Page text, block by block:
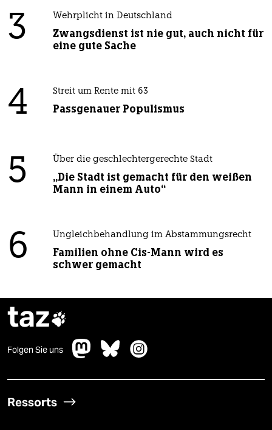
3 Wehrplicht in Deutschland
Zwangsdienst ist nie gut, auch nicht für
eine gute Sache
4 Streit um Rente mit 63
Passgenauer Populismus
5 Über die geschlechtergerechte Stadt
„Die Stadt ist gemacht für den weißen
Mann in einem Auto“
6 Ungleichbehandlung im Abstammungsrecht
Familien ohne Cis-Mann wird es
schwer gemacht
taz
Folgen Sie uns
Ressorts